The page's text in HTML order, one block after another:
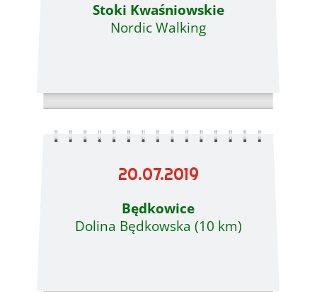
Stoki Kwaśniowskie
Nordic Walking
20.07.2019
Będkowice
Dolina Będkowska (10 km)